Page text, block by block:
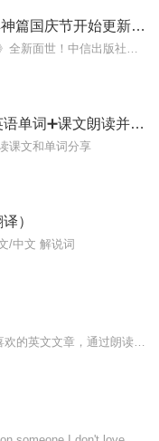
小猪屏蓬十二生肖神8 羊神篇国庆节开始更新啦！
沪教牛津版八年级上册英语单词➕课文朗读并翻译
课文和单词分享
）
/中文 解说词